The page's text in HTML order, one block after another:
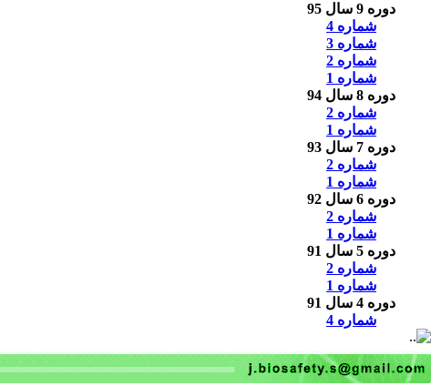
دوره 9 سال 95
شماره 4
شماره 3
شماره 2
شماره 1
دوره 8 سال 94
شماره 2
شماره 1
دوره 7 سال 93
شماره 2
شماره 1
دوره 6 سال 92
شماره 2
شماره 1
دوره 5 سال 91
شماره 2
شماره 1
دوره 4 سال 91
شماره 4